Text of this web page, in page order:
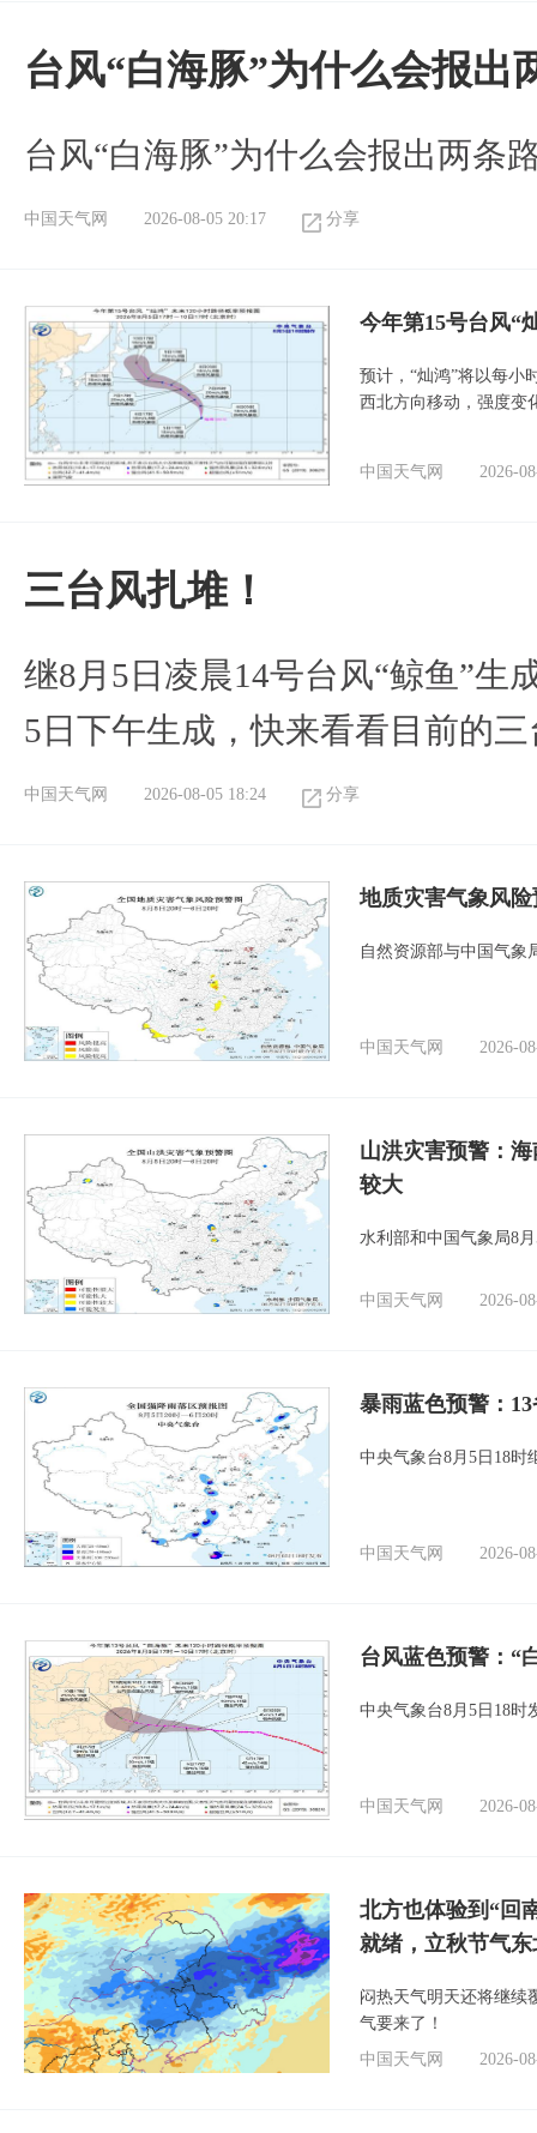
台风“白海豚”为什么会报出
台风“白海豚”为什么会报出两条
中国天气网 2026-08-05 20:17 分享
今年第15号台风“
预计，“灿鸿”将以每小
西北方向移动，强度变
中国天气网 2026-
三台风扎堆！
继8月5日凌晨14号台风“鲸鱼”生
5日下午生成，快来看看目前的
中国天气网 2026-08-05 18:24 分享
地质灾害气象风
自然资源部与中国气象
中国天气网 2026-
山洪灾害预警：
较大
水利部和中国气象局8
中国天气网 2026-
暴雨蓝色预警：
中央气象台8月5日18时
中国天气网 2026-
台风蓝色预警：“
中央气象台8月5日18时
中国天气网 2026-
北方也体验到“回
就绪，立秋节气
闷热天气明天还将继续
气要来了！
中国天气网
2026-